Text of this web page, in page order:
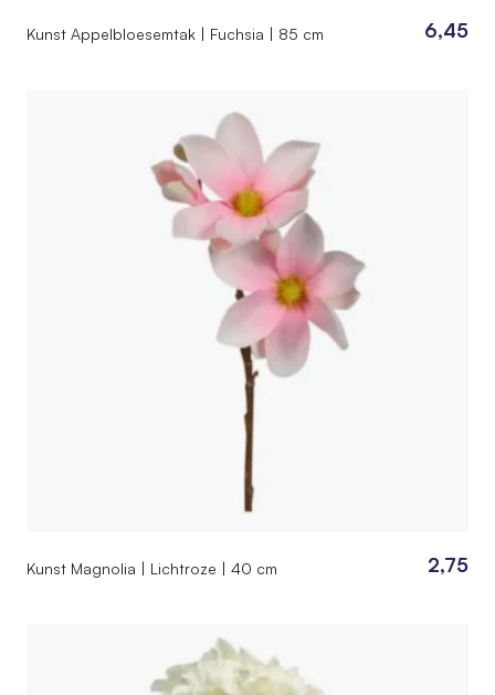
Kunst Appelbloesemtak | Fuchsia | 85 cm 6,45
Kunst Magnolia | Lichtroze | 40 cm 2,75